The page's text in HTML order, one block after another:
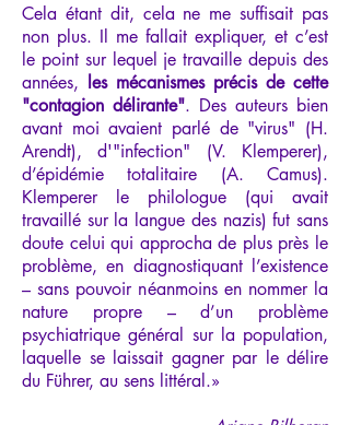
Cela étant dit, cela ne me suffisait pas
non plus. Il me fallait expliquer, et c’est
le point sur lequel je travaille depuis des
années, les mécanismes précis de cette
"contagion délirante". Des auteurs bien
avant moi avaient parlé de "virus" (H.
Arendt), d'"infection" (V. Klemperer),
d’épidémie totalitaire (A. Camus).
Klemperer le philologue (qui avait
travaillé sur la langue des nazis) fut sans
doute celui qui approcha de plus près le
problème, en diagnostiquant l’existence
– sans pouvoir néanmoins en nommer la
nature propre – d’un problème
psychiatrique général sur la population,
laquelle se laissait gagner par le délire
du Führer, au sens littéral.»